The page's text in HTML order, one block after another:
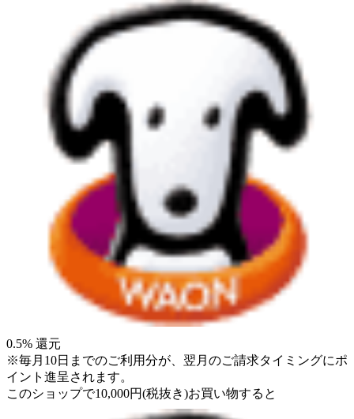
0.5% 還元
※毎月10日までのご利用分が、翌月のご請求タイミングにポ
イント進呈されます。
このショップで10,000円(税抜き)お買い物すると